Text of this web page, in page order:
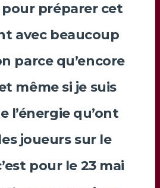
préparer cet
avec beaucoup
parce qu’encore
même si je suis
l’énergie qu’ont
joueurs sur le
pour le 23 mai